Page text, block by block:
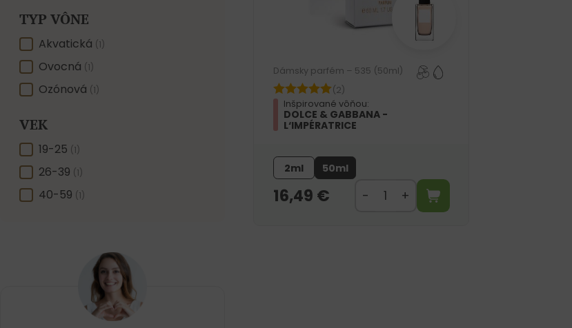
TYP VÔNE
TYP VÔNE
Akvatická (1)
Ovocná (1)
Ozónová (1)
VEK
VEK19-25 (1)
26-39 (1)
40-59 (1)
Dámsky parfém – 535 (50ml)
(2)
Inšpirované vôňou:
DOLCE & GABBANA -
L‘IMPÉRATRICE
2ml 50ml
16,49 €